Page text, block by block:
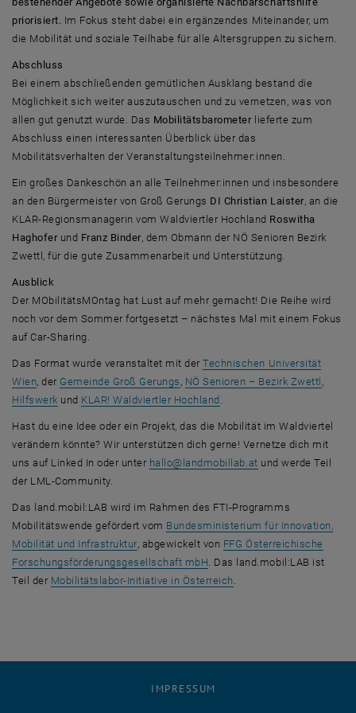
priorisiert. Im Fokus steht dabei ein ergänzendes Miteinander, um
die Mobilität und soziale Teilhabe für alle Altersgruppen zu sichern.
Abschluss
Bei einem abschließenden gemütlichen Ausklang bestand die
Möglichkeit sich weiter auszutauschen und zu vernetzen, was von
allen gut genutzt wurde. Das Mobilitätsbarometer lieferte zum
Abschluss einen interessanten Überblick über das
Mobilitätsverhalten der Veranstaltungsteilnehmer:innen.
Ein großes Dankeschön an alle Teilnehmer:innen und insbesondere
an den Bürgermeister von Groß Gerungs DI Christian Laister, an die
KLAR-Regionsmanagerin vom Waldviertler Hochland Roswitha
Haghoferund Franz Binder, dem Obmann der NÖ Senioren Bezirk
Zwettl, für die gute Zusammenarbeit und Unterstützung.
Ausblick
Der MObilitätsMOntag hat Lust auf mehr gemacht! Die Reihe wird
noch vor dem Sommer fortgesetzt – nächstes Mal mit einem Fokus
auf Car-Sharing.
Das Format wurde veranstaltet mit derTechnischen Universität
Wien , der Gemeinde Groß Gerungs , öffnet eine externe URL in einem
NÖ Senioren – Bezirk Zwettl
Hilfswerk, öffnet eine externe URL in einem neuen Fenster
und KLAR! Waldviertler Hochland, öffnet eine externe URL in
Hast du eine Idee oder ein Projekt, das die Mobilität im Waldviertel
verändern könnte? Wir unterstützen dich gerne! Vernetze dich mit
uns auf Linked In oder unter hallo@ landmobillab.at und werde Teil
der LML-Community.
Das land.mobil:LAB wird im Rahmen des FTI-Programms
Mobilitätswende gefördert vom Bundesministerium für Innovation,
Mobilität und Infrastruktur, öffnet eine externe URL in einem neuen
, abgewickelt von FFG Österreichische
Forschungsförderungsgesellschaft mbH , öffnet eine externe URL in
. Das land.mobil:LAB ist
Teil der Mobilitätslabor-Initiative in Österreich
IMPRESSUM